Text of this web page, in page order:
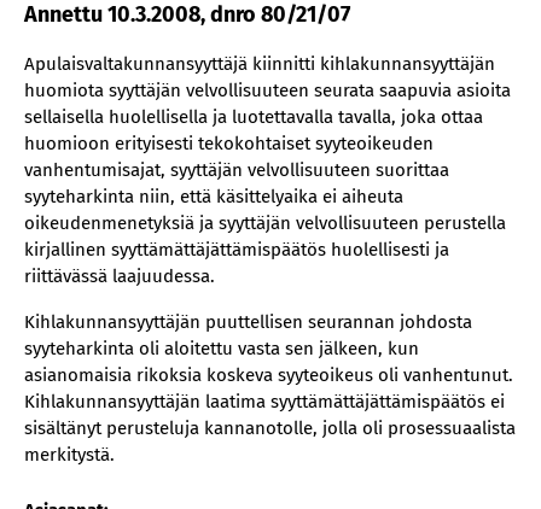
Annettu 10.3.2008, dnro 80/21/07
Apulaisvaltakunnansyyttäjä kiinnitti kihlakunnansyyttäjän
huomiota syyttäjän velvollisuuteen seurata saapuvia asioita
sellaisella huolellisella ja luotettavalla tavalla, joka ottaa
huomioon erityisesti tekokohtaiset syyteoikeuden
vanhentumisajat, syyttäjän velvollisuuteen suorittaa
syyteharkinta niin, että käsittelyaika ei aiheuta
oikeudenmenetyksiä ja syyttäjän velvollisuuteen perustella
kirjallinen syyttämättäjättämispäätös huolellisesti ja
riittävässä laajuudessa.
Kihlakunnansyyttäjän puuttellisen seurannan johdosta
syyteharkinta oli aloitettu vasta sen jälkeen, kun
asianomaisia rikoksia koskeva syyteoikeus oli vanhentunut.
Kihlakunnansyyttäjän laatima syyttämättäjättämispäätös ei
sisältänyt perusteluja kannanotolle, jolla oli prosessuaalista
merkitystä.